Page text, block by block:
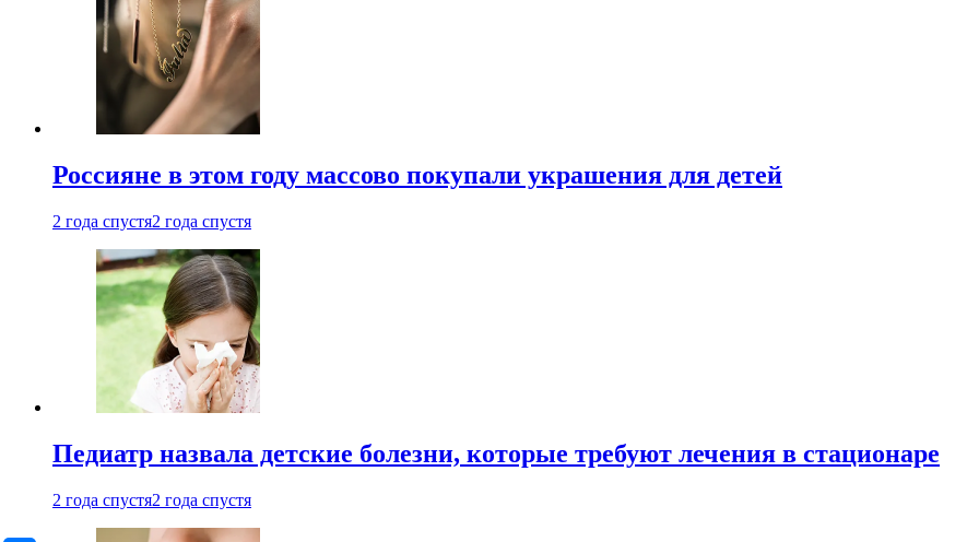
Россияне в этом году массово покупали украшения для детей
2 года спустя2 года спустя
Педиатр назвала детские болезни, которые требуют лечения в стационаре
2 года спустя2 года спустя